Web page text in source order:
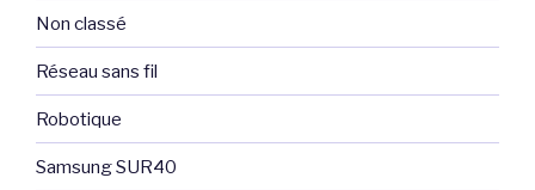
Non classé
Réseau sans fil
Robotique
Samsung SUR40